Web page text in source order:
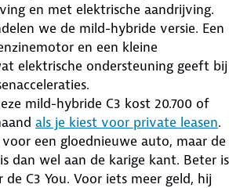
en met elektrische aandrijving.
we de mild-hybride versie. Een
en een kleine
elektrische ondersteuning geeft bij
mild-hybride C3 kost 20.700 of
als je kiest voor private leasen.
een gloednieuwe auto, maar de
dan wel aan de karige kant. Beter is
C3 You. Voor iets meer geld, hij